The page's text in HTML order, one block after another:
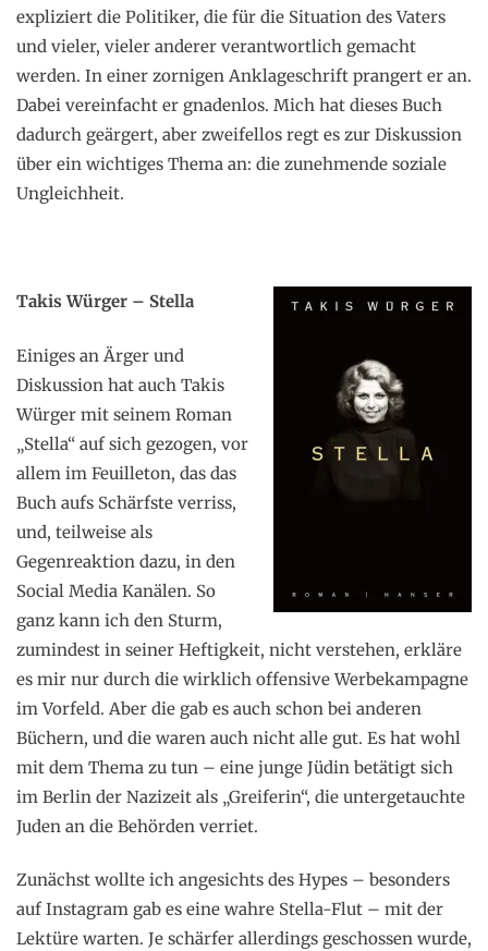
expliziert die Politiker, die für die Situation des Vaters
und vieler, vieler anderer verantwortlich gemacht
werden. In einer zornigen Anklageschrift prangert er an.
Dabei vereinfacht er gnadenlos. Mich hat dieses Buch
dadurch geärgert, aber zweifellos regt es zur Diskussion
über ein wichtiges Thema an: die zunehmende soziale
Ungleichheit.
Takis Würger – Stella
Einiges an Ärger und
Diskussion hat auch Takis
Würger mit seinem Roman
„Stella“ auf sich gezogen, vor
allem im Feuilleton, das das
Buch aufs Schärfste verriss,
und, teilweise als
Gegenreaktion dazu, in den
Social Media Kanälen. So
ganz kann ich den Sturm,
zumindest in seiner Heftigkeit, nicht verstehen, erkläre
es mir nur durch die wirklich offensive Werbekampagne
im Vorfeld. Aber die gab es auch schon bei anderen
Büchern, und die waren auch nicht alle gut. Es hat wohl
mit dem Thema zu tun – eine junge Jüdin betätigt sich
im Berlin der Nazizeit als „Greiferin“, die untergetauchte
Juden an die Behörden verriet.
Zunächst wollte ich angesichts des Hypes – besonders
auf Instagram gab es eine wahre Stella-Flut – mit der
Lektüre warten. Je schärfer allerdings geschossen wurde,